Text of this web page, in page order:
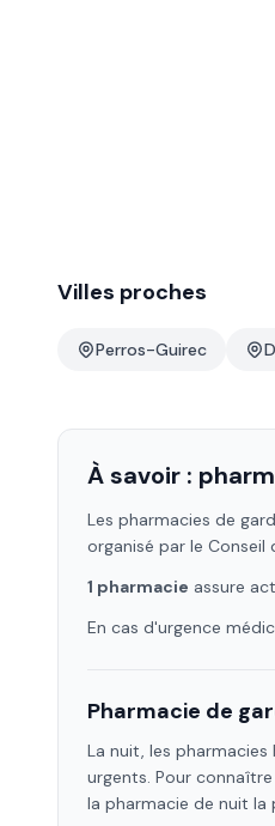
Villes proches
Perros-Guirec
À savoir :
Les pharmacies de
organisé par le Conseil
1 pharmacie assure
En cas d'urgence
Pharmacie de
La nuit, les
urgents. Pour
la pharmacie de nuit la